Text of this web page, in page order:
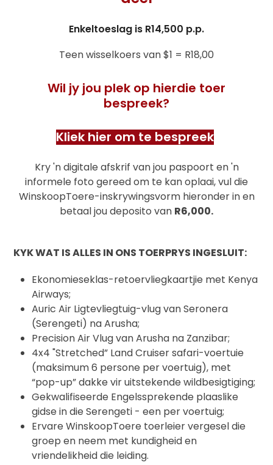
Enkeltoeslag is R14,500 p.p.
Teen wisselkoers van $1 = R18,00
Wil jy jou plek op hierdie toer
bespreek?
Kliek hier om te bespreek
Kry 'n digitale afskrif van jou paspoort en 'n
informele foto gereed om te kan oplaai, vul die
WinskoopToere-inskrywingsvorm hieronder in en
betaal jou deposito van R6,000.
KYK WAT IS ALLES IN ONS TOERPRYS INGESLUIT:
Ekonomieseklas-retoervliegkaartjie met Kenya
Airways;
Auric Air Ligtevliegtuig-vlug van Seronera
(Serengeti) na Arusha;
Precision Air Vlug van Arusha na Zanzibar;
4x4 "Stretched” Land Cruiser safari-voertuie
(maksimum 6 persone per voertuig), met
“pop-up” dakke vir uitstekende wildbesigtiging;
Gekwalifiseerde Engelssprekende plaaslike
gidse in die Serengeti - een per voertuig;
Ervare WinskoopToere toerleier vergesel die
groep en neem met kundigheid en
vriendelikheid die leiding.